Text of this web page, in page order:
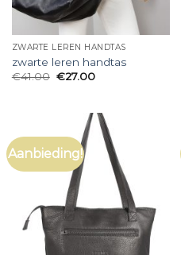
ZWARTE LEREN HANDTAS
zwarte leren handtas
€41.00 €27.00
Aanbieding!